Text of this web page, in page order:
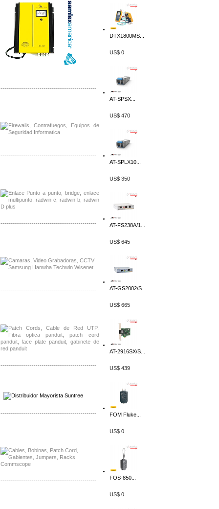
-------------------------------------------------
-------------------------------------------------
-------------------------------------------------
-------------------------------------------------
-------------------------------------------------
-------------------------------------------------
-------------------------------------------------
DTX1800MS...
US$ 0
AT-SPSX...
US$ 470
AT-SPLX10...
US$ 350
AT-FS238A/1...
US$ 645
AT-GS2002/S...
US$ 665
AT-2916SX/S...
US$ 439
FOM Fluke...
US$ 0
FOS-850...
US$ 0